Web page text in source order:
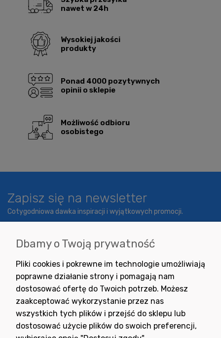
nawet w 24h
Wysokiej jakości
produkty
Ponad 4000 pozytywnych
opinii o sklepie
Możliwość odbioru
osobistego
Zapisz się na newsletter
Cotygodniowa dawka inspiracji i wyjątkowych promocji.
Wyrażam zgodę na otrzymywanie newslettera z inspiracjami,
nowościami i promocjami.
Dbamy o Twoją prywatność
Pliki cookies i pokrewne im technologie umożliwiają
poprawne działanie strony i pomagają nam
dostosować ofertę do Twoich potrzeb. Możesz
zaakceptować wykorzystanie przez nas
wszystkich tych plików i przejść do sklepu lub
dostosować użycie plików do swoich preferencji,